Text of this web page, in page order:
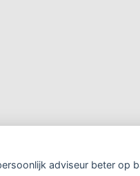
adviseur beter op